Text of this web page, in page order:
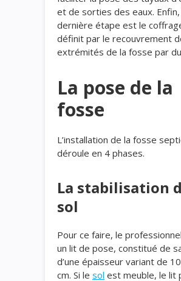
et de sorties des eaux. Enfin,
dernière étape est le
définit par le recouvrement
extrémités de la fosse par
La pose de la
fosse
L’installation de la fosse
déroule en 4 phases.
La stabilisation
sol
Pour ce faire, le
un lit de pose, constitué de
d’une épaisseur variant de
cm. Si le sol est meuble, le lit